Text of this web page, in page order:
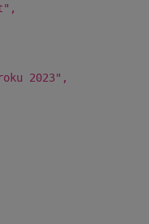
2023",